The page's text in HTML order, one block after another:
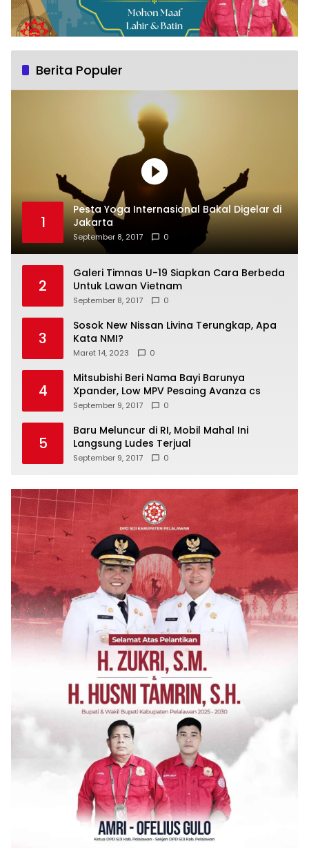
Berita Populer
1
Pesta Yoga Internasional Bakal Digelar di
Jakarta
September 8, 2017 0
2
Galeri Timnas U-19 Siapkan Cara Berbeda
Untuk Lawan Vietnam
September 8, 2017 0
3
Sosok New Nissan Livina Terungkap, Apa
Kata NMI?
Maret 14, 2023 0
4
Mitsubishi Beri Nama Bayi Barunya
Xpander, Low MPV Pesaing Avanza cs
September 9, 2017 0
5
Baru Meluncur di RI, Mobil Mahal Ini
Langsung Ludes Terjual
September 9, 2017 0